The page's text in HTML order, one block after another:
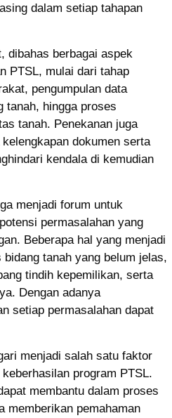
dalam setiap tahapan
dibahas berbagai aspek
PTSL, mulai dari tahap
pengumpulan data
tanah, hingga proses
tanah. Penekanan juga
dokumen serta
kendala di kemudian
menjadi forum untuk
permasalahan yang
Beberapa hal yang menjadi
tanah yang belum jelas,
tindih kepemilikan, serta
Dengan adanya
setiap permasalahan dapat
menjadi salah satu faktor
program PTSL.
membantu dalam proses
memberikan pemahaman